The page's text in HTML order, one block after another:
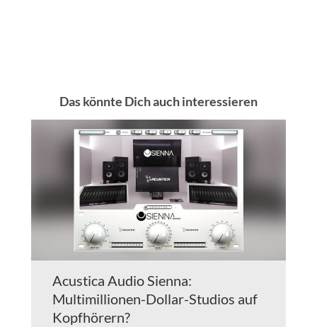
Das könnte Dich auch interessieren
Acustica Audio Sienna:
Multimillionen-Dollar-Studios auf
Kopfhörern?